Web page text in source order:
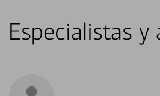
Especialistas y